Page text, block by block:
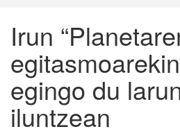
Irun
egingo du
iluntzean